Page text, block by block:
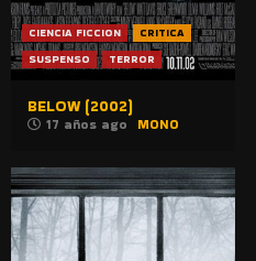
CIENCIA FICCION
CRITICA
SUSPENSO
TERROR
BELOW (2002)
17 años ago MONO